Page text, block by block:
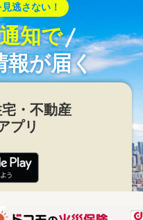
逃さない！
知で
報が届く
・不動産
プリ